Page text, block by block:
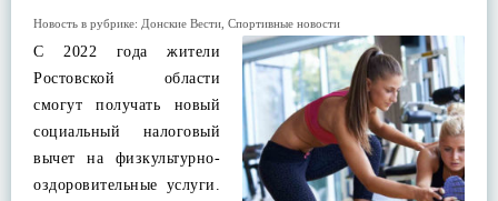
Новость в рубрике: Донские Вести Спортивные новости
С 2022 года жители
Ростовской области
смогут получать новый
социальный налоговый
вычет на физкультурно-
оздоровительные услуги.